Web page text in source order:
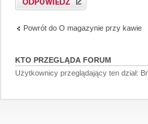
Powrót do O magazynie przy kawie
KTO PRZEGLĄDA FORUM
Użytkownicy przeglądający ten dział: